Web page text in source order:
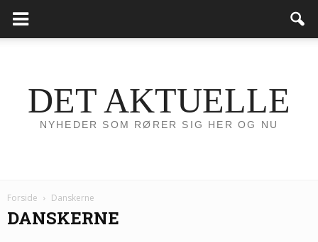
DET AKTUELLE
NYHEDER SOM RØRER SIG HER OG NU
Forside Danskerne
DANSKERNE